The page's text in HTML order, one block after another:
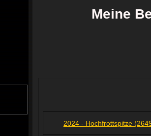
Meine
2024 - Hochfrottspitze